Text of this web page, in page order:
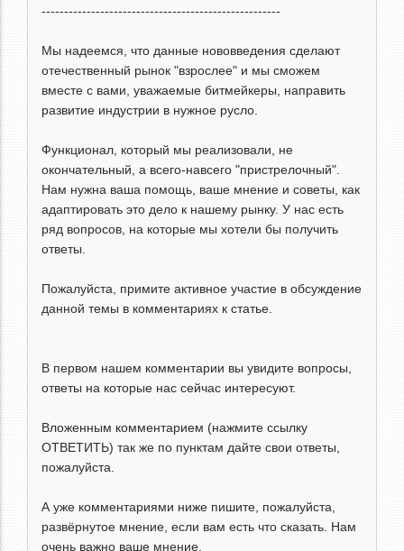
-----------------------------------------------------
Мы надеемся, что данные нововведения сделают
отечественный рынок "взрослее" и мы сможем
вместе с вами, уважаемые битмейкеры, направить
развитие индустрии в нужное русло.
Функционал, который мы реализовали, не
окончательный, а всего-навсего "пристрелочный".
Нам нужна ваша помощь, ваше мнение и советы, как
адаптировать это дело к нашему рынку. У нас есть
ряд вопросов, на которые мы хотели бы получить
ответы.
Пожалуйста, примите активное участие в обсуждение
данной темы в комментариях к статье.
В первом нашем комментарии вы увидите вопросы,
ответы на которые нас сейчас интересуют.
Вложенным комментарием (нажмите ссылку
ОТВЕТИТЬ) так же по пунктам дайте свои ответы,
пожалуйста.
А уже комментариями ниже пишите, пожалуйста,
развёрнутое мнение, если вам есть что сказать. Нам
очень важно ваше мнение.